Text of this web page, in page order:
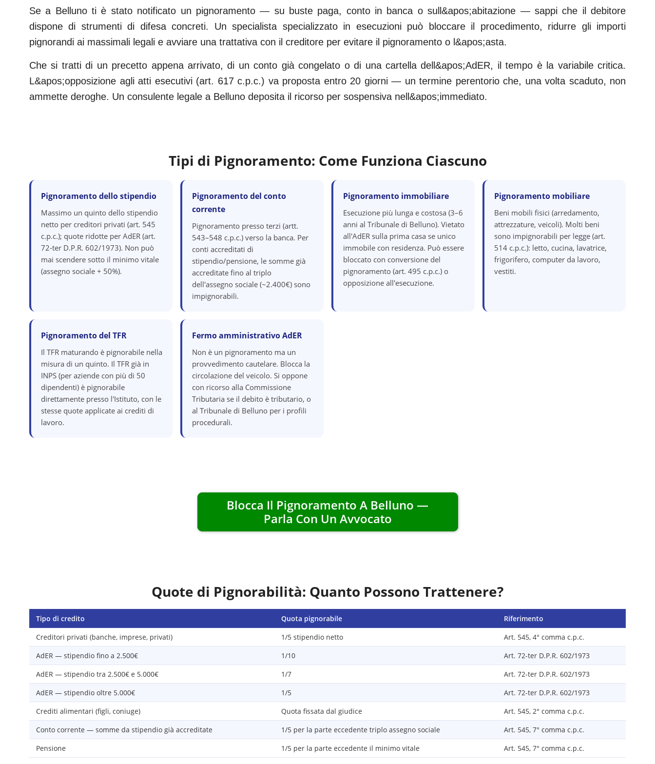
Se a Belluno ti è stato notificato un pignoramento — su buste paga, conto in banca o sull&apos;abitazione — sappi che il debitore
dispone di strumenti di difesa concreti. Un specialista specializzato in esecuzioni può bloccare il procedimento, ridurre gli importi
pignorandi ai massimali legali e avviare una trattativa con il creditore per evitare il pignoramento o l&apos;asta.
Che si tratti di un precetto appena arrivato, di un conto già congelato o di una cartella dell&apos;AdER, il tempo è la variabile critica.
L&apos;opposizione agli atti esecutivi (art. 617 c.p.c.) va proposta entro 20 giorni — un termine perentorio che, una volta scaduto, non
ammette deroghe. Un consulente legale a Belluno deposita il ricorso per sospensiva nell&apos;immediato.
Tipi di Pignoramento: Come Funziona Ciascuno
Pignoramento dello stipendio
Massimo un quinto dello stipendio
netto per creditori privati (art. 545
c.p.c.); quote ridotte per AdER (art.
72-ter D.P.R. 602/1973). Non può
mai scendere sotto il minimo vitale
(assegno sociale + 50%).
Pignoramento del conto
corrente
Pignoramento presso terzi (artt.
543–548 c.p.c.) verso la banca. Per
conti accreditati di
stipendio/pensione, le somme già
accreditate fino al triplo
dell'assegno sociale (~2.400€) sono
impignorabili.
Pignoramento immobiliare
Esecuzione più lunga e costosa (3–6
anni al Tribunale di Belluno). Vietato
all'AdER sulla prima casa se unico
immobile con residenza. Può essere
bloccato con conversione del
pignoramento (art. 495 c.p.c.) o
opposizione all'esecuzione.
Pignoramento mobiliare
Beni mobili fisici (arredamento,
attrezzature, veicoli). Molti beni
sono impignorabili per legge (art.
514 c.p.c.): letto, cucina, lavatrice,
frigorifero, computer da lavoro,
vestiti.
Pignoramento del TFR
Il TFR maturando è pignorabile nella
misura di un quinto. Il TFR già in
INPS (per aziende con più di 50
dipendenti) è pignorabile
direttamente presso l'Istituto, con le
stesse quote applicate ai crediti di
lavoro.
Fermo amministrativo AdER
Non è un pignoramento ma un
provvedimento cautelare. Blocca la
circolazione del veicolo. Si oppone
con ricorso alla Commissione
Tributaria se il debito è tributario, o
al Tribunale di Belluno per i profili
procedurali.
Blocca Il Pignoramento A Belluno —
Parla Con Un Avvocato
Quote di Pignorabilità: Quanto Possono Trattenere?
Tipo di credito Quota pignorabile
Riferimento
Creditori privati (banche, imprese, privati)
1/5 stipendio netto
Art. 545, 4° comma c.p.c.
AdER — stipendio fino a 2.500€
1/10
Art. 72-ter D.P.R. 602/1973
AdER — stipendio tra 2.500€ e 5.000€
1/7
Art. 72-ter D.P.R. 602/1973
AdER — stipendio oltre 5.000€
1/5
Art. 72-ter D.P.R. 602/1973
Crediti alimentari (figli, coniuge)
Quota fissata dal giudice
Art. 545, 2° comma c.p.c.
Conto corrente — somme da stipendio già accreditate
1/5 per la parte eccedente triplo assegno sociale
Art. 545, 7° comma c.p.c.
Pensione
1/5 per la parte eccedente il minimo vitale Art. 545, 7° comma c.p.c.